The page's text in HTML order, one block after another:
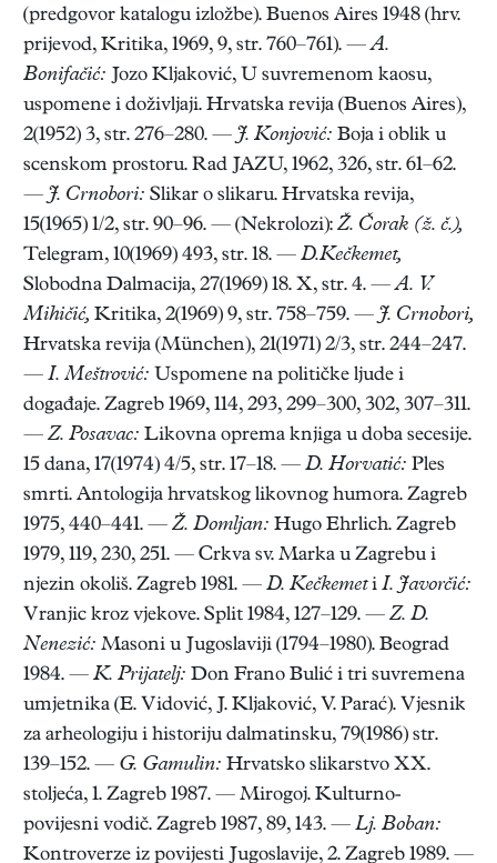
(predgovor katalogu izložbe). Buenos Aires 1948 (hrv.
prijevod, Kritika, 1969, 9, str. 760–761). —A.
Bonifačić: Jozo Kljaković, U suvremenom kaosu,
uspomene i doživljaji. Hrvatska revija (Buenos Aires),
2(1952) 3, str. 276–280. — J. Konjović: Boja i oblik u
scenskom prostoru. Rad JAZU, 1962, 326, str. 61–62.
— J. Crnobori: Slikar o slikaru. Hrvatska revija,
15(1965) 1/2, str. 90–96. — (Nekrolozi): Ž. Čorak (ž. č.),
Telegram, 10(1969) 493, str. 18. — D.Kečkemet,
Slobodna Dalmacija, 27(1969) 18. X, str. 4. —A. V.
Mihičić, Kritika, 2(1969) 9, str. 758–759. — J. Crnobori,
Hrvatska revija (München), 21(1971) 2/3, str. 244–247.
— I. Meštrović: Uspomene na političke ljude i
događaje. Zagreb 1969, 114, 293, 299–300, 302, 307–311.
— Z. Posavac: Likovna oprema knjiga u doba secesije.
15 dana, 17(1974) 4/5, str. 17–18. — D. Horvatić: Ples
smrti. Antologija hrvatskog likovnog humora. Zagreb
1975, 440–441. — Ž. Domljan: Hugo Ehrlich. Zagreb
1979, 119, 230, 251. — Crkva sv. Marka u Zagrebu i
njezin okoliš. Zagreb 1981. — D. Kečkemeti I. Javorčić:
Vranjic kroz vjekove. Split 1984, 127–129. — Z. D.
Nenezić: Masoni u Jugoslaviji (1794–1980). Beograd
1984. — K. Prijatelj: Don Frano Bulić i tri suvremena
umjetnika (E. Vidović, J. Kljaković, V. Parać). Vjesnik
za arheologiju i historiju dalmatinsku, 79(1986) str.
139–152. — G. Gamulin: Hrvatsko slikarstvo XX.
stoljeća, 1. Zagreb 1987. — Mirogoj. Kulturno-
povijesni vodič. Zagreb 1987, 89, 143. — Lj. Boban:
Kontroverze iz povijesti Jugoslavije, 2. Zagreb 1989. —